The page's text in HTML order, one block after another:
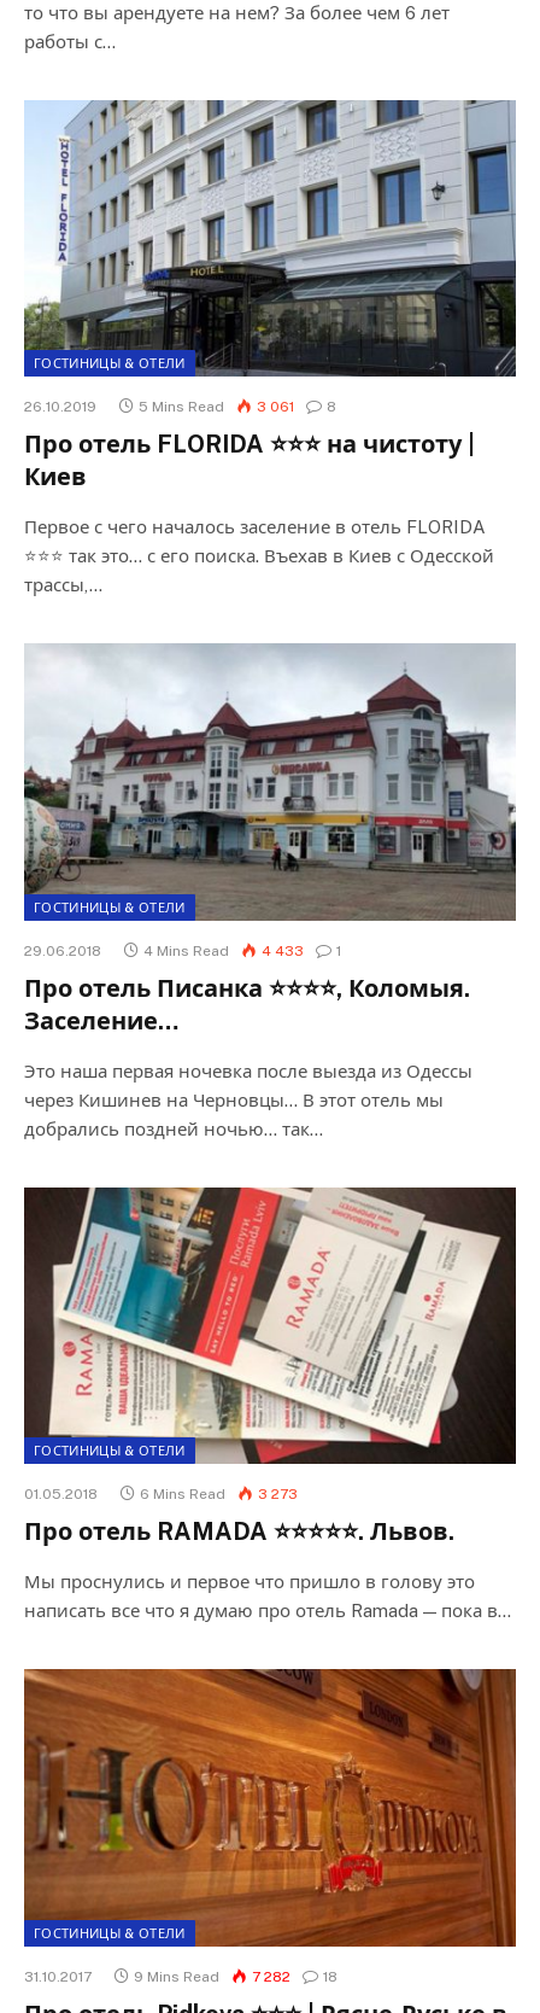
то что вы арендуете на нем? За более чем 6 лет
работы с…
ГОСТИНИЦЫ & ОТЕЛИ
26.10.2019 5 Mins Read 3 061 8
Про отель FLORIDA ⭐⭐⭐ на чистоту |
Киев
Первое с чего началось заселение в отель FLORIDA
⭐⭐⭐ так это… с его поиска. Въехав в Киев с Одесской
трассы,…
ГОСТИНИЦЫ & ОТЕЛИ
29.06.2018 4 Mins Read 4 433 1
Про отель Писанка ⭐⭐⭐⭐, Коломыя.
Заселение…
Это наша первая ночевка после выезда из Одессы
через Кишинев на Черновцы… В этот отель мы
добрались поздней ночью… так…
ГОСТИНИЦЫ & ОТЕЛИ
01.05.2018 6 Mins Read 3 273
Про отель RAMADA ⭐⭐⭐⭐⭐. Львов.
Мы проснулись и первое что пришло в голову это
написать все что я думаю про отель Ramada — пока в…
ГОСТИНИЦЫ & ОТЕЛИ
31.10.2017 9 Mins Read 7 282 18